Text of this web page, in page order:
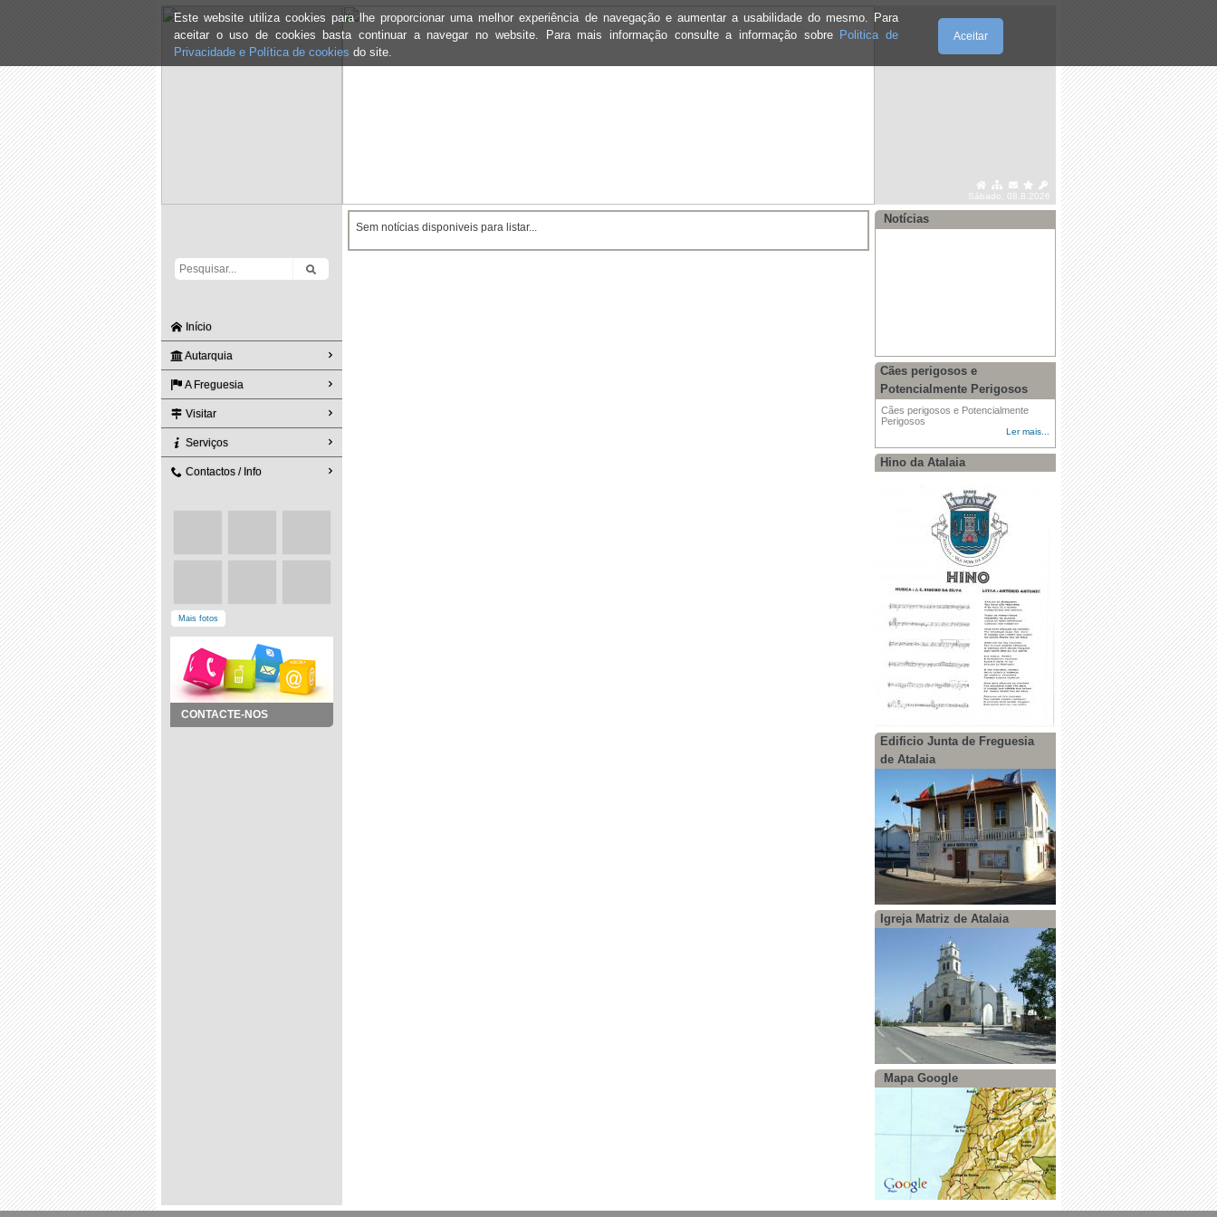
Este website utiliza cookies para lhe proporcionar uma melhor experiência de navegação e aumentar a usabilidade do mesmo. Para
aceitar o uso de cookies basta continuar a navegar no website. Para mais informação consulte a informação sobre Politica de
Privacidade e Política de cookies do site.
Aceitar
Sábado, 08.8.2026
Início
Autarquia
A Freguesia
Visitar
Serviços
Contactos / Info
Mais fotos
CONTACTE-NOS
Sem notícias disponiveis para listar...
Notícias
Associativo
território continental
Recomendações para dias de
Temperaturas Elevadas
Cães perigosos e
Potencialmente Perigosos
Cães perigosos e Potencialmente
Perigosos
Ler mais...
Hino da Atalaia
Edificio Junta de Freguesia
de Atalaia
Igreja Matriz de Atalaia
Mapa Google